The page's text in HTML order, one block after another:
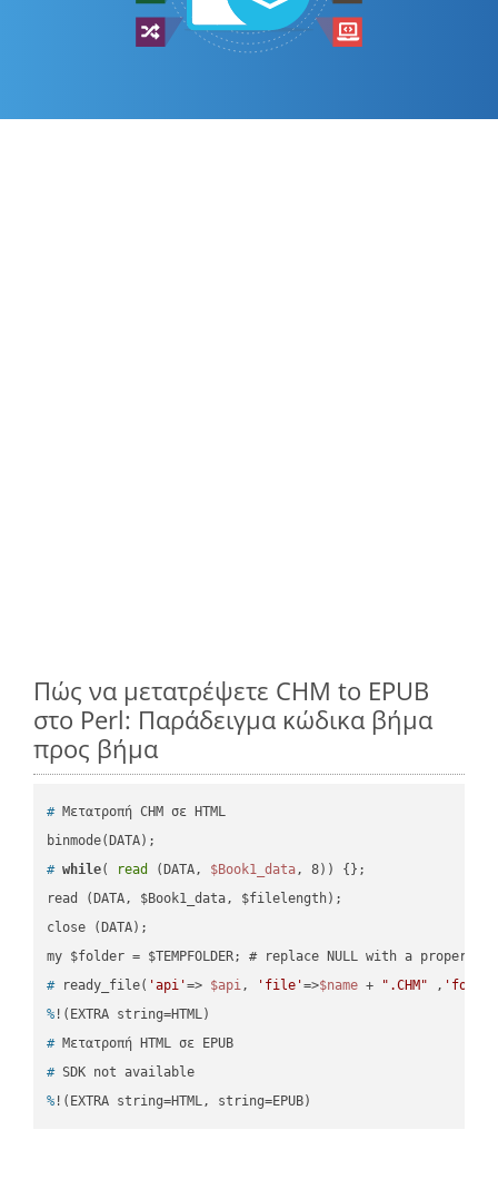
Πώς να μετατρέψετε CHM to EPUB
στο Perl: Παράδειγμα κώδικα βήμα
προς βήμα
# Μετατροπή CHM σε HTML
# while( read (DATA, $Book1_data, 8)) {};
read (DATA, $Book1_data, $filelength);
close (DATA);
# ready_file( 'api'=> $api, 'file'=>$name + ".CHM" ,
% !(EXTRA string=HTML)
# Μετατροπή HTML σε EPUB
# SDK not available
% !(EXTRA string=HTML, string=EPUB)